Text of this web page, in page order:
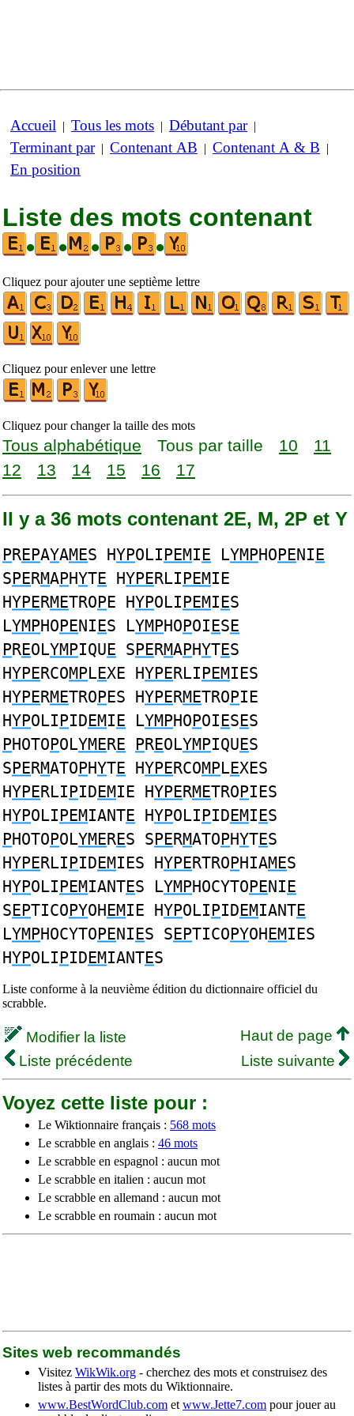
Accueil | Tous les mots | Débutant par|
Terminant par| Contenant AB | Contenant A & B |
En position
Liste des mots contenant
•
• • • •
Cliquez pour ajouter une septième lettre
Cliquez pour enlever une lettre
Cliquez pour changer la taille des mots
Tous alphabétique Tous par taille 10
11
12
13 14 15 16 17
Il y a 36 mots contenant 2E, M, 2P et Y
PREPAYAMES HYPOLIPEMIE LYMPHOPENIE
SPERMAPHYTE HYPERLIPEMIE
HYPERMETROPE HYPOLIPEMIES
LYMPHOPENIES LYMPHOPOIESE
PREOLYMPIQUE SPERMAPHYTES
HYPERCOMPLEXE HYPERLIPEMIES
HYPERMETROPES HYPERMETROPIE
HYPOLIPIDEMIE LYMPHOPOIESES
PHOTOPOLYMERE PREOLYMPIQUES
SPERMATOPHYTE HYPERCOMPLEXES
HYPERLIPIDEMIE HYPERMETROPIES
HYPOLIPEMIANTE HYPOLIPIDEMIES
PHOTOPOLYMERES SPERMATOPHYTES
HYPERLIPIDEMIES HYPERTROPHIAMES
HYPOLIPEMIANTES LYMPHOCYTOPENIE
SEPTICOPYOHEMIE HYPOLIPIDEMIANTE
LYMPHOCYTOPENIES SEPTICOPYOHEMIES
HYPOLIPIDEMIANTES
Liste conforme à la neuvième édition du dictionnaire officiel du
scrabble.
Modifier la liste
Haut de page
Liste précédente
Liste suivante
Voyez cette liste pour :
Le Wiktionnaire français : 568 mots
Le scrabble en anglais : 46 mots
Le scrabble en espagnol : aucun mot
Le scrabble en italien : aucun mot
Le scrabble en allemand : aucun mot
Le scrabble en roumain : aucun mot
Sites web recommandés
Visitez WikWik.org - cherchez des mots et construisez des
listes à partir des mots du Wiktionnaire.
www.BestWordClub.com et www.Jette7.com pour jouer au